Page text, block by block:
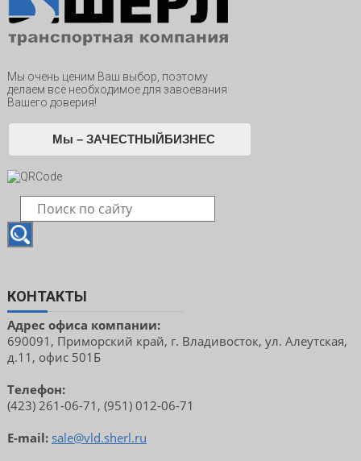
Мы очень ценим Ваш выбор, поэтому
делаем всё необходимое для завоевания
Вашего доверия!
Мы – ЗАЧЕСТНЫЙБИЗНЕС
КОНТАКТЫ
Адрес офиса компании:
690091, Приморский край, г. Владивосток, ул. Алеутская,
д.11, офис 501Б
Телефон:
(423) 261-06-71, (951) 012-06-71
E-mail: sale@vld.sherl.ru